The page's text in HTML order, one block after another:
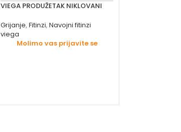
VIEGA PRODUŽETAK NIKLOVANI
Grijanje, Fitinzi, Navojni fitinzi
viega
Molimo vas prijavite se